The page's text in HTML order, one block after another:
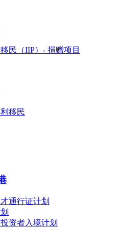
民（IIP）- 捐赠项目
移民
通行证计划
资者入境计划